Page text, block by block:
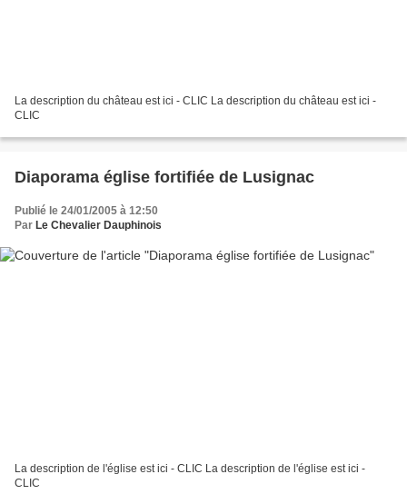
La description du château est ici - CLIC La description du château est ici -
CLIC
Diaporama église fortifiée de Lusignac
Publié le 24/01/2005 à 12:50
Par Le Chevalier Dauphinois
La description de l'église est ici - CLIC La description de l'église est ici -
CLIC